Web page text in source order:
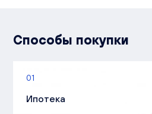
Способы покупки
01
Ипотека